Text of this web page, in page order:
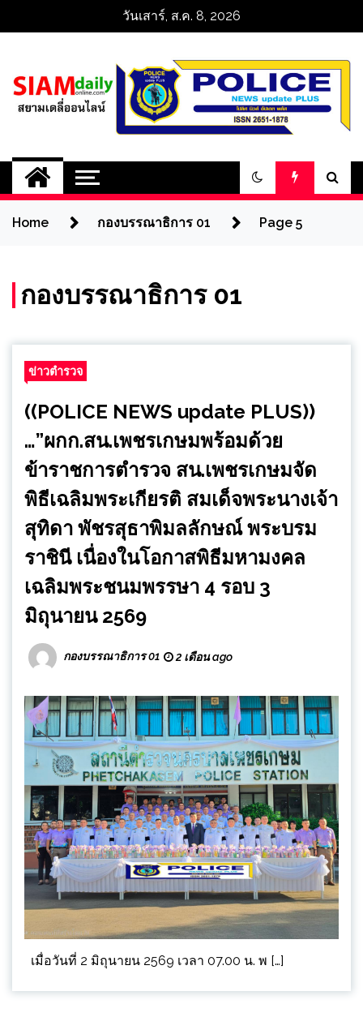
วันเสาร์, ส.ค. 8, 2026
สยามเดลี่ออนไลน์
SiamDailyOnline
Home กองบรรณาธิการ 01 Page 5
กองบรรณาธิการ 01
ข่าวตำรวจ
((POLICE NEWS update PLUS))
…”ผกก.สน.เพชรเกษมพร้อมด้วย
ข้าราชการตำรวจ สน.เพชรเกษมจัด
พิธีเฉลิมพระเกียรติ สมเด็จพระนางเจ้า
สุทิดา พัชรสุธาพิมลลักษณ์ พระบรม
ราชินี เนื่องในโอกาสพิธีมหามงคล
เฉลิมพระชนมพรรษา 4 รอบ 3
มิถุนายน 2569
กองบรรณาธิการ 01 2 เดือน ago
เมื่อวันที่ 2 มิถุนายน 2569 เวลา 07.00 น. พ […]